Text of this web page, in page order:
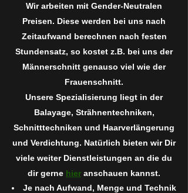
Wir arbeiten mit Gender-Neutralen
Preisen. Diese werden bei uns nach
Zeitaufwand berechnen nach festen
Stundensatz, so kostet z.B. bei uns der
Männerschnitt genauso viel wie der
Frauenschnitt.
Unsere Spezialisierung liegt in der
Balayage, Strähnentechniken,
Schnitttechniken und Haarverlängerung
und Verdichtung. Natürlich bieten wir Dir
viele weiter Dienstleistungen an die du
dir gerne hier anschauen kannst.
Je nach Aufwand, Menge und Technik